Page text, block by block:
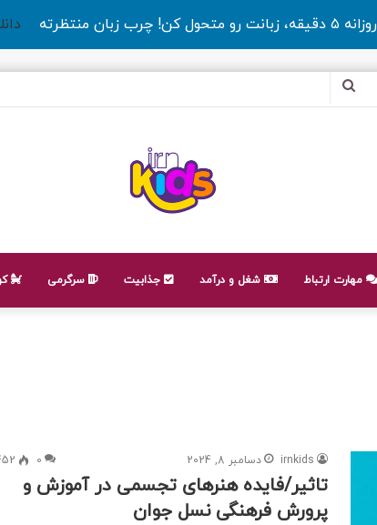
روزانه ۵ دقیقه، زبانت رو متحول کن! چرب زبان منتظرته
جستجو
مهارت ارتباط شغل و درآمد جذابیت سرگرمی
irnkids دسامبر 8, 2024 0
تاثیر/فایده هنرهای تجسمی در آموزش و
پرورش فرهنگی نسل‌ جوان